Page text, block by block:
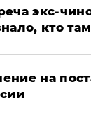
экс-
кто
на